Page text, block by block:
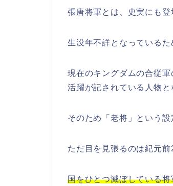
張唐将軍とは、史実にも登
生没年不詳となっているた
現在のキングダムの合従
活躍が記されている人物と
そのため「老将」という
ただ目を見張るのは紀元
国をひとつ滅ぼしている